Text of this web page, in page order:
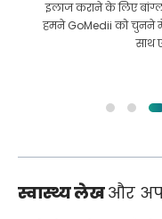
इलाज कराने के लिए
हमने GoMedii को चुनने में
साथ
स्वास्थ्य लेखऔर